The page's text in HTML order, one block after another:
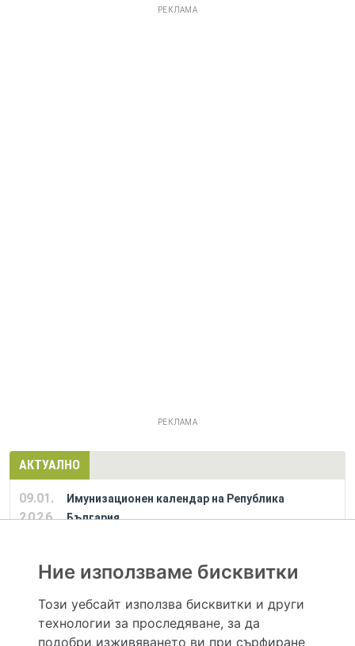
РЕКЛАМА
РЕКЛАМА
АКТУАЛНО
09.01.
2026
Имунизационен календар на Република
България
Hapche.bg НЕ е медицински, зравен или сроден специалист и НЕ дава медицински
консултации и здравни съвети. Hapche.bg НЕ се явява медицинска услуга и НЕ
Ние използваме бисквитки
Този уебсайт използва бисквитки и други
технологии за проследяване, за да
подобри изживяването ви при сърфиране